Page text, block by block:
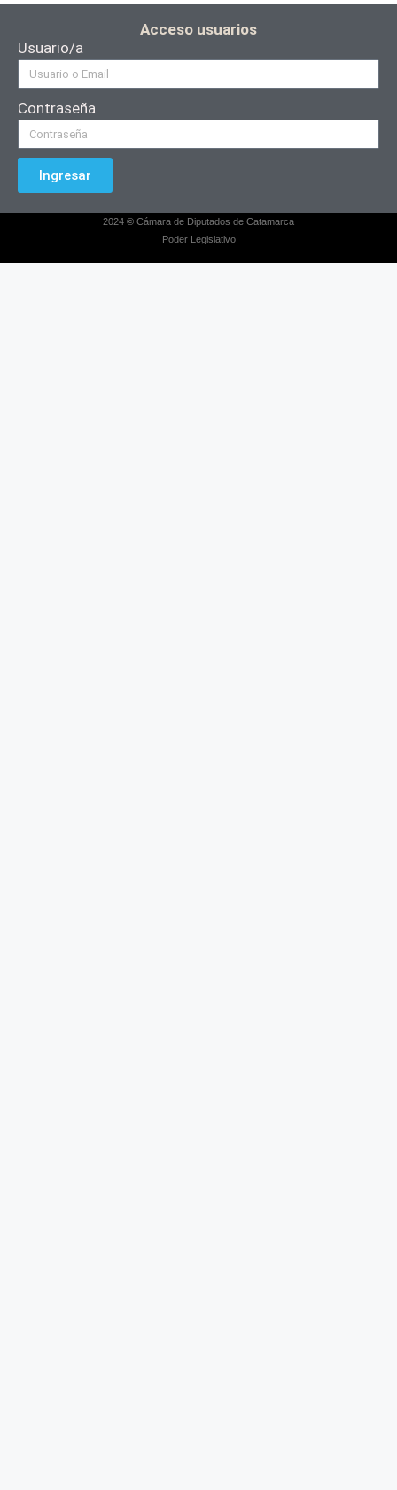
Acceso usuarios
Usuario/a
Contraseña
Ingresar
2024 © Cámara de Diputados de Catamarca
Poder Legislativo